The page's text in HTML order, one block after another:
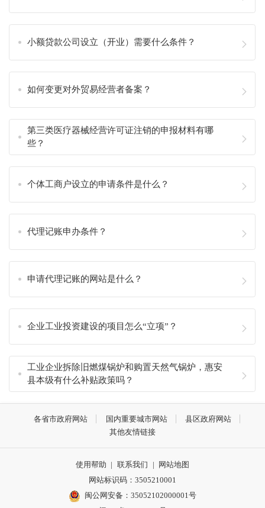
小额贷款公司设立（开业）需要什么条件？
如何变更对外贸易经营者备案？
第三类医疗器械经营许可证注销的申报材料有哪
些？
个体工商户设立的申请条件是什么？
代理记账申办条件？
申请代理记账的网站是什么？
企业工业投资建设的项目怎么“立项”？
工业企业拆除旧燃煤锅炉和购置天然气锅炉，惠安
县本级有什么补贴政策吗？
各省市政府网站 国内重要城市网站
县区政府网站
其他友情链接
使用帮助 | 联系我们 |
网站地图
网站标识码：3505210001
闽公网安备：35052102000001号